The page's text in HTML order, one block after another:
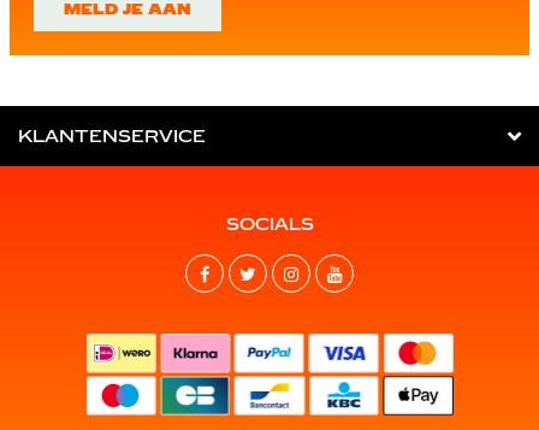
MELD JE AAN
KLANTENSERVICE
SOCIALS